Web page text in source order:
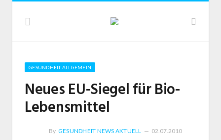
GESUNDHEIT ALLGEMEIN
Neues EU-Siegel für Bio-
Lebensmittel
By GESUNDHEIT NEWS AKTUELL
02.07.2010